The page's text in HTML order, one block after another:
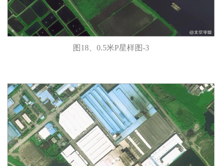
图18、0.5米P星样图-3